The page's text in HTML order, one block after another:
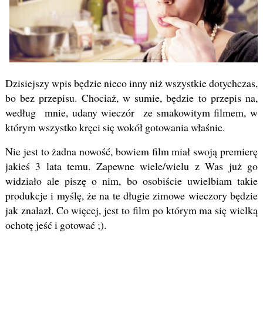
Dzisiejszy wpis będzie nieco inny niż wszystkie dotychczas,
bo bez przepisu. Chociaż, w sumie, będzie to przepis na,
według mnie, udany wieczór ze smakowitym filmem, w
którym wszystko kręci się wokół gotowania właśnie.
Nie jest to żadna nowość, bowiem film miał swoją premierę
jakieś 3 lata temu. Zapewne wiele/wielu z Was już go
widziało ale piszę o nim, bo osobiście uwielbiam takie
produkcje i myślę, że na te długie zimowe wieczory będzie
jak znalazł. Co więcej, jest to film po którym ma się wielką
ochotę jeść i gotować ;).